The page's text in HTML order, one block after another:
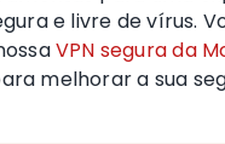
e livre de vírus.
VPN segura da
melhorar a sua